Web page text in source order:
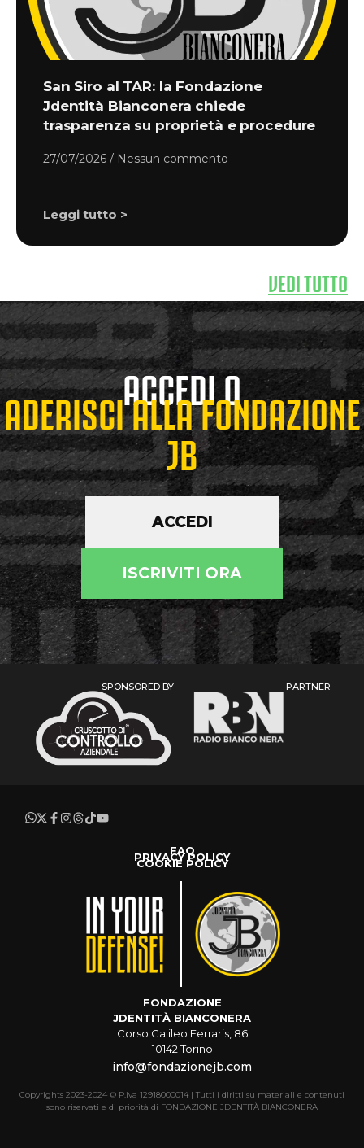
San Siro al TAR: la Fondazione
Jdentità Bianconera chiede
trasparenza su proprietà e procedure
27/07/2026 Nessun commento
Leggi tutto >
VEDI TUTTO
ACCEDI O
ADERISCI ALLA FONDAZIONE
JB
ACCEDI
ISCRIVITI ORA
SPONSORED BY PARTNER
FAQ
PRIVACY POLICY
COOKIE POLICY
FONDAZIONE
JDENTITÀ BIANCONERA
Corso Galileo Ferraris, 86
10142 Torino
info@fondazionejb.com
Copyrights 2023-2024 © P.iva 12918000014 | Tutti i diritti su materiali e contenuti
sono riservati e di priorità di FONDAZIONE JDENTITÀ BIANCONERA